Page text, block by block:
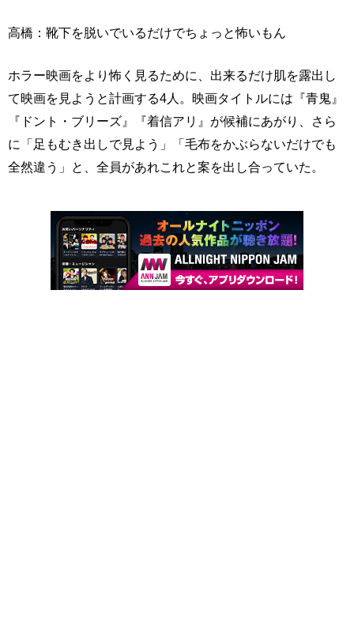
高橋：靴下を脱いでいるだけでちょっと怖いもん
ホラー映画をより怖く見るために、出来るだけ肌を露出し
て映画を見ようと計画する4人。映画タイトルには『青鬼』
『ドント・ブリーズ』『着信アリ』が候補にあがり、さら
に「足もむき出しで見よう」「毛布をかぶらないだけでも
全然違う」と、全員があれこれと案を出し合っていた。